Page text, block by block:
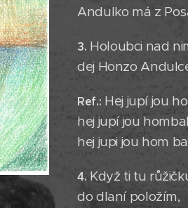
Andulko má z
3. Holoubci nad
dej Honzo
Ref.: Hej jupí jou
hej jupí jou
hej jupi jou hom
4. Když ti tu
do dlaní položím,